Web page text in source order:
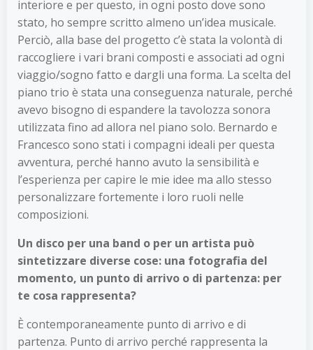
interiore e per questo, in ogni posto dove sono
stato, ho sempre scritto almeno un’idea musicale.
Perciò, alla base del progetto c’è stata la volontà di
raccogliere i vari brani composti e associati ad ogni
viaggio/sogno fatto e dargli una forma. La scelta del
piano trio è stata una conseguenza naturale, perché
avevo bisogno di espandere la tavolozza sonora
utilizzata fino ad allora nel piano solo. Bernardo e
Francesco sono stati i compagni ideali per questa
avventura, perché hanno avuto la sensibilità e
l’esperienza per capire le mie idee ma allo stesso
personalizzare fortemente i loro ruoli nelle
composizioni.
Un disco per una band o per un artista può
sintetizzare diverse cose: una fotografia del
momento, un punto di arrivo o di partenza: per
te cosa rappresenta?
È contemporaneamente punto di arrivo e di
partenza. Punto di arrivo perché rappresenta la